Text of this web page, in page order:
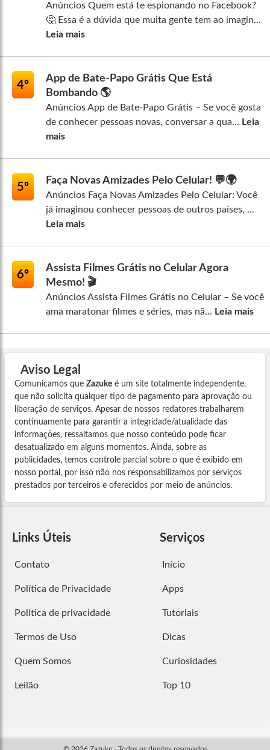
Anúncios Quem está te espionando no Facebook?
🤔 Essa é a dúvida que muita gente tem ao imagin...
Leia mais
4º
App de Bate-Papo Grátis Que Está
Bombando 🌎
Anúncios App de Bate-Papo Grátis – Se você gosta
de conhecer pessoas novas, conversar a qua... Leia
mais
5º
Faça Novas Amizades Pelo Celular! 💬🌍
Anúncios Faça Novas Amizades Pelo Celular: Você
já imaginou conhecer pessoas de outros países, ...
Leia mais
6º
Assista Filmes Grátis no Celular Agora
Mesmo! 🎬
Anúncios Assista Filmes Grátis no Celular – Se você
ama maratonar filmes e séries, mas nã... Leia mais
Aviso Legal
Comunicamos que Zazuke é um site totalmente independente,
que não solicita qualquer tipo de pagamento para aprovação ou
liberação de serviços. Apesar de nossos redatores trabalharem
continuamente para garantir a integridade/atualidade das
informações, ressaltamos que nosso conteúdo pode ficar
desatualizado em alguns momentos. Ainda, sobre as
publicidades, temos controle parcial sobre o que é exibido em
nosso portal, por isso não nos responsabilizamos por serviços
prestados por terceiros e oferecidos por meio de anúncios.
Links Úteis
Contato
Política de Privacidade
Politica de privacidade
Termos de Uso
Quem Somos
Leilão
Serviços
Início
Apps
Tutoriais
Dicas
Curiosidades
Top 10